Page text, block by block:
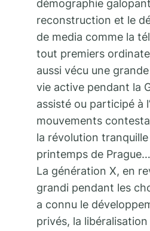
démographie
reconstruction et le
de media comme la
tout premiers
aussi vécu une
vie active pendant la
assisté ou participé à
mouvements
la révolution
printemps de Prague…
La génération X, en
grandi pendant les
a connu le
privés, la libéralisation